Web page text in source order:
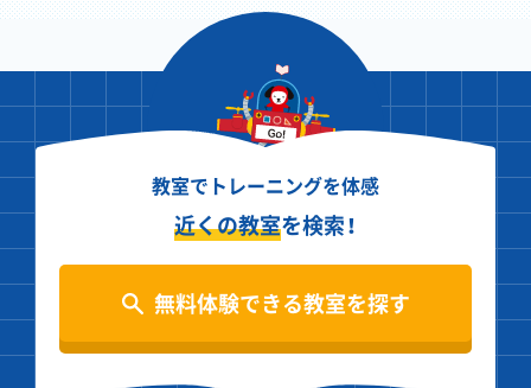
教室でトレーニングを体感
近くの教室を検索！
無料体験できる教室を探す